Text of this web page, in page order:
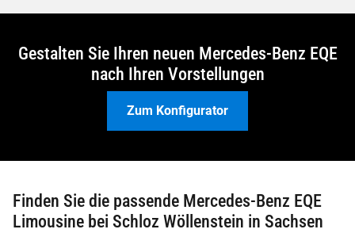
Gestalten Sie Ihren neuen Mercedes-Benz EQE
nach Ihren Vorstellungen
Zum Konfigurator
Finden Sie die passende Mercedes-Benz EQE
Limousine bei Schloz Wöllenstein in Sachsen